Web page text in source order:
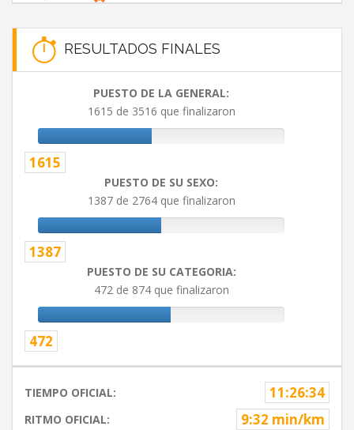
RESULTADOS FINALES
PUESTO DE LA GENERAL:
1615 de 3516 que finalizaron
1615
PUESTO DE SU SEXO:
1387 de 2764 que finalizaron
1387
PUESTO DE SU CATEGORIA:
472 de 874 que finalizaron
472
TIEMPO OFICIAL: 11:26:34
RITMO OFICIAL: 9:32 min/km